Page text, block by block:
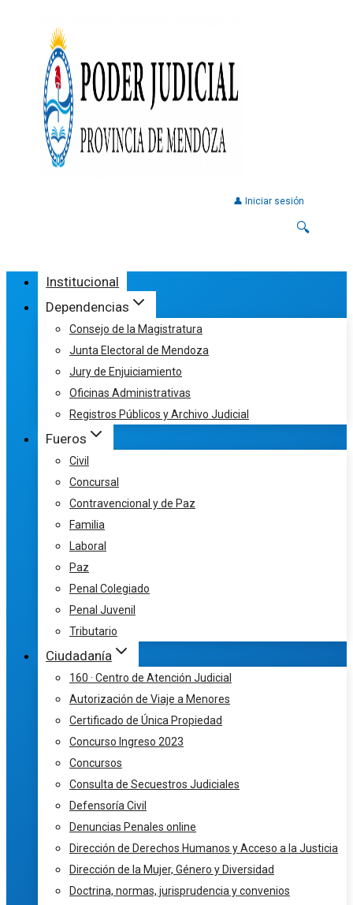
👤 Iniciar sesión
🔍
Institucional
Dependencias
Consejo de la Magistratura
Junta Electoral de Mendoza
Jury de Enjuiciamiento
Oficinas Administrativas
Registros Públicos y Archivo Judicial
Fueros
Civil
Concursal
Contravencional y de Paz
Familia
Laboral
Paz
Penal Colegiado
Penal Juvenil
Tributario
Ciudadanía
160 · Centro de Atención Judicial
Autorización de Viaje a Menores
Certificado de Única Propiedad
Concurso Ingreso 2023
Concursos
Consulta de Secuestros Judiciales
Defensoría Civil
Denuncias Penales online
Dirección de Derechos Humanos y Acceso a la Justicia
Dirección de la Mujer, Género y Diversidad
Doctrina, normas, jurisprudencia y convenios